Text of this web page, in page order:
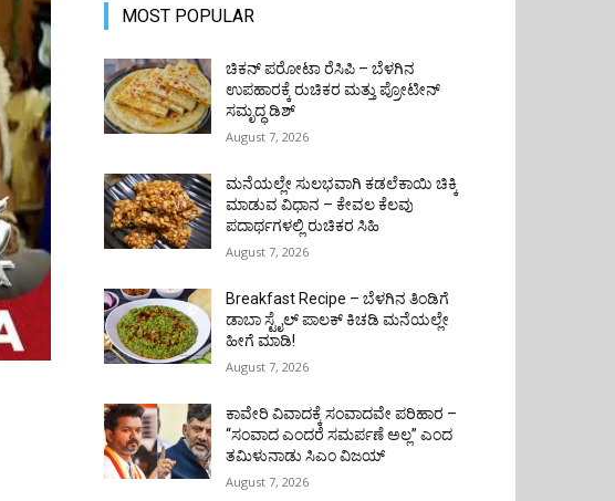
MOST POPULAR
ಚಿಕನ್ ಪರೋಟಾ ರೆಸಿಪಿ – ಬೆಳಗಿನ
ಉಪಹಾರಕ್ಕೆ ರುಚಿಕರ ಮತ್ತು ಪ್ರೋಟೀನ್‌
ಸಮೃದ್ಧ ಡಿಶ್
August 7, 2026
ಮನೆಯಲ್ಲೇ ಸುಲಭವಾಗಿ ಕಡಲೆಕಾಯಿ ಚಿಕ್ಕಿ
ಮಾಡುವ ವಿಧಾನ – ಕೇವಲ ಕೆಲವು
ಪದಾರ್ಥಗಳಲ್ಲಿ ರುಚಿಕರ ಸಿಹಿ
August 7, 2026
Breakfast Recipe – ಬೆಳಗಿನ ತಿಂಡಿಗೆ
ಡಾಬಾ ಸ್ಟೈಲ್ ಪಾಲಕ್ ಕಿಚಡಿ ಮನೆಯಲ್ಲೇ
ಹೀಗೆ ಮಾಡಿ!
August 7, 2026
ಕಾವೇರಿ ವಿವಾದಕ್ಕೆ ಸಂವಾದವೇ ಪರಿಹಾರ –
“ಸಂವಾದ ಎಂದರೆ ಸಮರ್ಪಣೆ ಅಲ್ಲ” ಎಂದ
ತಮಿಳುನಾಡು ಸಿಎಂ ವಿಜಯ್
August 7, 2026